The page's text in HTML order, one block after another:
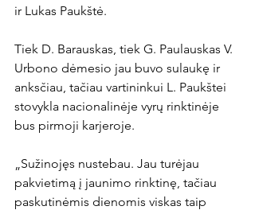
ir Lukas Paukštė.
Tiek D. Barauskas, tiek G. Paulauskas V.
Urbono dėmesio jau buvo sulaukę ir
anksčiau, tačiau vartininkui L. Paukštei
stovykla nacionalinėje vyrų rinktinėje
bus pirmoji karjeroje.
„Sužinojęs nustebau. Jau turėjau
pakvietimą į jaunimo rinktinę, tačiau
paskutinėmis dienomis viskas taip